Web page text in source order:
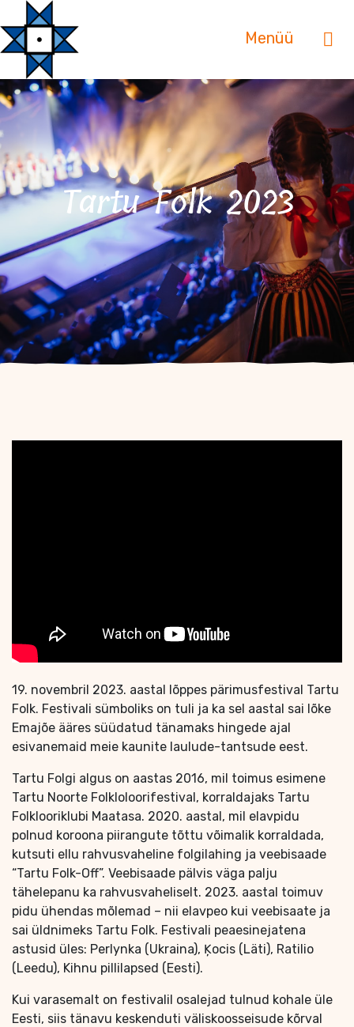
Menüü
Tartu Folk 2023
19. novembril 2023. aastal lõppes pärimusfestival Tartu
Folk. Festivali sümboliks on tuli ja ka sel aastal sai lõke
Emajõe ääres süüdatud tänamaks hingede ajal
esivanemaid meie kaunite laulude-tantsude eest.
Tartu Folgi algus on aastas 2016, mil toimus esimene
Tartu Noorte Folkloloorifestival, korraldajaks Tartu
Folklooriklubi Maatasa. 2020. aastal, mil elavpidu
polnud koroona piirangute tõttu võimalik korraldada,
kutsuti ellu rahvusvaheline folgilahing ja veebisaade
“Tartu Folk-Off”. Veebisaade pälvis väga palju
tähelepanu ka rahvusvaheliselt. 2023. aastal toimuv
pidu ühendas mõlemad – nii elavpeo kui veebisaate ja
sai üldnimeks Tartu Folk. Festivali peaesinejatena
astusid üles: Perlynka (Ukraina), Ķocis (Läti), Ratilio
(Leedu), Kihnu pillilapsed (Eesti).
Kui varasemalt on festivalil osalejad tulnud kohale üle
Eesti, siis tänavu keskenduti väliskoosseisude kõrval